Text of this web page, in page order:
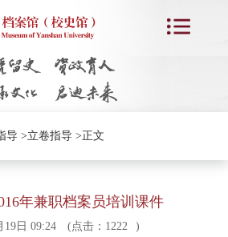
导 >立卷指导 >正文
年兼职档案员培训课件
19日 09:24 (点击： 1222 )